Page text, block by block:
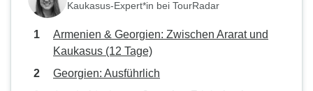
Kaukasus-Expert*in bei TourRadar
Armenien & Georgien: Zwischen Ararat und
Kaukasus (12 Tage)
Georgien: Ausführlich